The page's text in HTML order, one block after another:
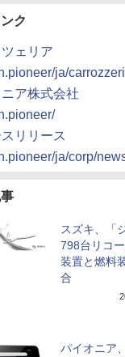
ク
ェリア
ja/
ア株式会社
リリース
ja/corp/
スズキ、「
798台リコ
装置と燃料
合
パイオニア